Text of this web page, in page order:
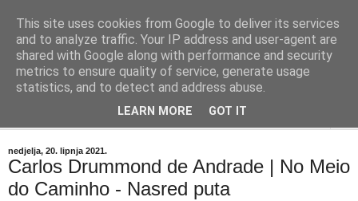
"Kvaka"
Časopis za književnost ISSN 2459-5632
nedjelja, 20. lipnja 2021.
Carlos Drummond de Andrade | No Meio
do Caminho - Nasred puta
This site uses cookies from Google to deliver its services
and to analyze traffic. Your IP address and user-agent are
shared with Google along with performance and security
metrics to ensure quality of service, generate usage
statistics, and to detect and address abuse.
LEARN MORE GOT IT